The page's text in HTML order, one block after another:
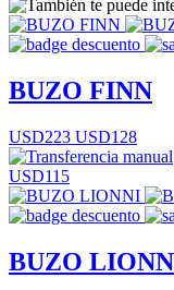
BUZO FINN
USD223 USD128
USD115
BUZO